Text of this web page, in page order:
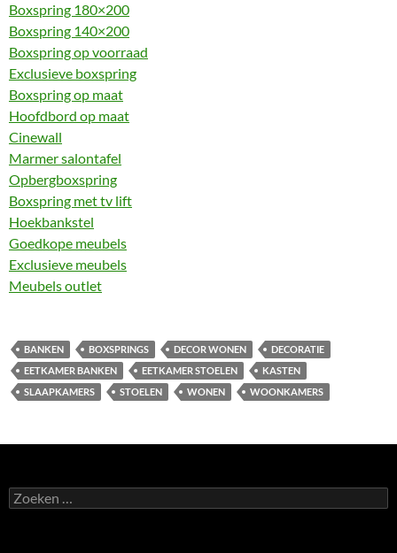
Boxspring 180×200
Boxspring 140×200
Boxspring op voorraad
Exclusieve boxspring
Boxspring op maat
Hoofdbord op maat
Cinewall
Marmer salontafel
Opbergboxspring
Boxspring met tv lift
Hoekbankstel
Goedkope meubels
Exclusieve meubels
Meubels outlet
BANKEN BOXSPRINGS DECOR WONEN
DECORATIE
EETKAMER BANKEN
EETKAMER STOELEN
KASTEN
SLAAPKAMERS
STOELEN WONEN WOONKAMERS
Zoeken
naar: